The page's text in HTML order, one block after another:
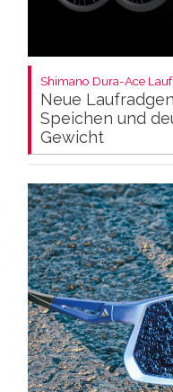
Shimano Dura-Ace
Neue
Speichen und
Gewicht